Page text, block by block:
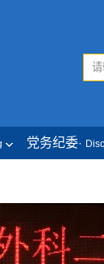
党务纪委·